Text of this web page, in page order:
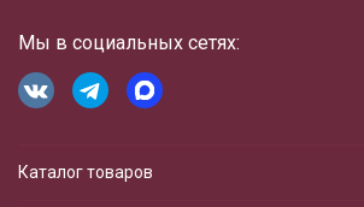
Мы в социальных сетях:
Каталог товаров